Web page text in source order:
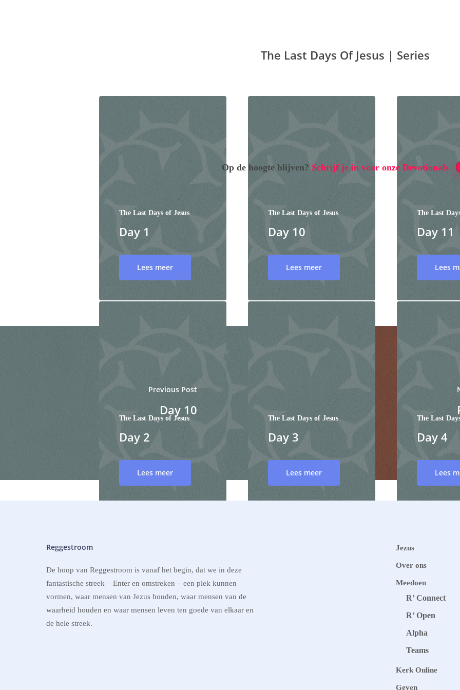
The Last Days Of Jesus | Series
The Last Days of Jesus
Day 1
Lees meer
The Last Days of Jesus
Day 10
Lees meer
The Last
Day 11
Lees
The Last Days of Jesus
Day 2
Lees meer
The Last Days of Jesus
Day 3
Lees meer
The Last
Day 4
Lees
Op de hoogte blijven? Schrijf je in voor onze Devotionals
Previous Post
Day 10
Reggestroom
De hoop van Reggestroom is vanaf het begin, dat we in deze
fantastische streek – Enter en omstreken – een plek kunnen
vormen, waar mensen van Jezus houden, waar mensen van de
waarheid houden en waar mensen leven ten goede van elkaar en
de hele streek.
Jezus
Over ons
Meedoen
R’ Connect
R’ Open
Alpha
Teams
Kerk Online
Geven